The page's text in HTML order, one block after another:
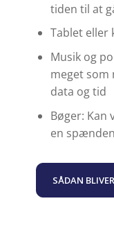
tiden til at
Tablet eller
Musik og
meget som
data og tid
Bøger: Kan
en
SÅDAN